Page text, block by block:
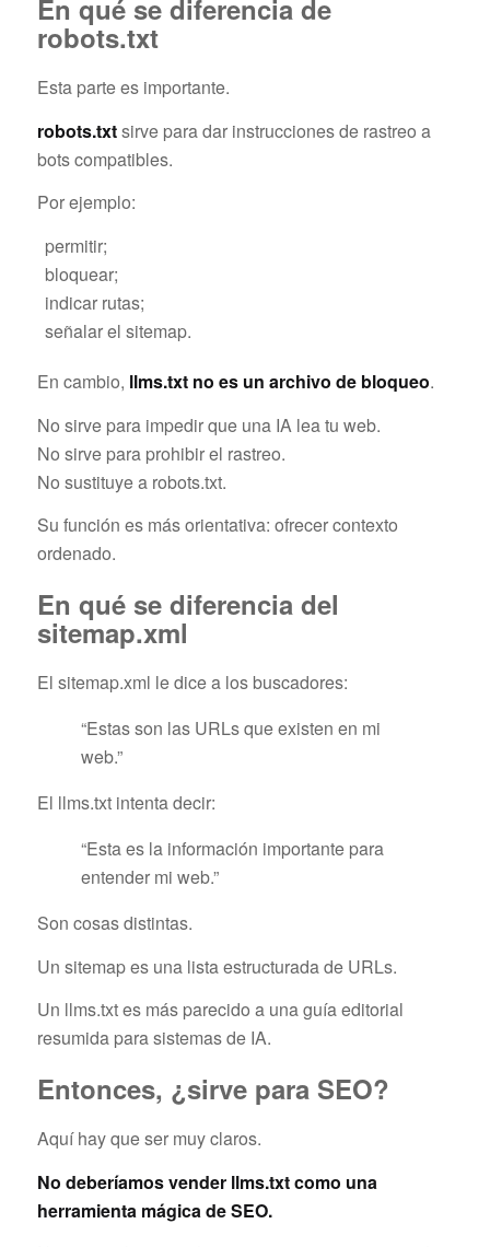
En qué se diferencia de
robots.txt
Esta parte es importante.
robots.txtsirve para dar instrucciones de rastreo a
bots compatibles.
Por ejemplo:
permitir;
bloquear;
indicar rutas;
señalar el sitemap.
En cambio, llms.txt no es un archivo de bloqueo.
No sirve para impedir que una IA lea tu web.
No sirve para prohibir el rastreo.
No sustituye a robots.txt.
Su función es más orientativa: ofrecer contexto
ordenado.
En qué se diferencia del
sitemap.xml
El sitemap.xml le dice a los buscadores:
“Estas son las URLs que existen en mi
web.”
El llms.txt intenta decir:
“Esta es la información importante para
entender mi web.”
Son cosas distintas.
Un sitemap es una lista estructurada de URLs.
Un llms.txt es más parecido a una guía editorial
resumida para sistemas de IA.
Entonces, ¿sirve para SEO?
Aquí hay que ser muy claros.
No deberíamos vender llms.txt como una
herramienta mágica de SEO.